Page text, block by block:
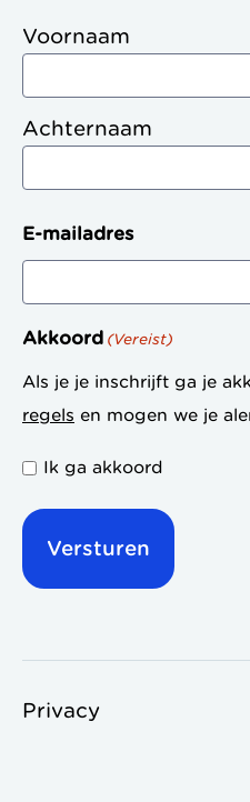
Voornaam
Achternaam
E-mailadres
Akkoord (Vereist)
Als je je inschrijft ga je
regels en mogen we je
Ik ga akkoord
Privacy